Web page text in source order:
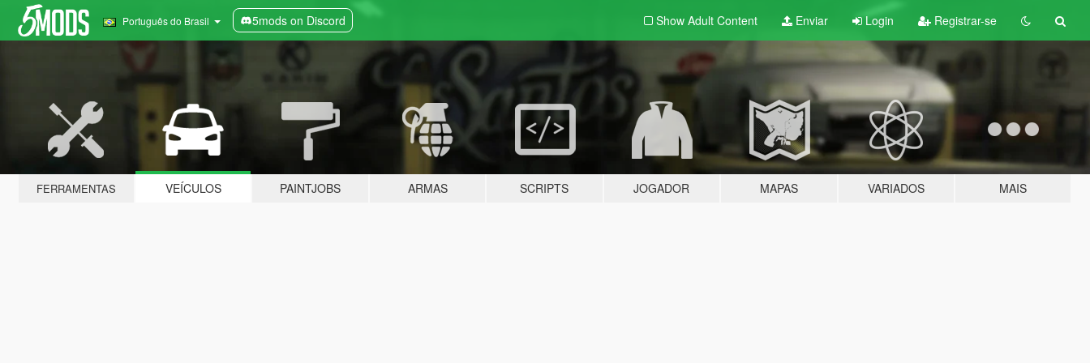
Português do Brasil 5mods on Discord Show Adult Content Enviar Login Registrar-se
FERRAMENTAS VEÍCULOS PAINTJOBS ARMAS SCRIPTS JOGADOR MAPAS VARIADOS MAIS